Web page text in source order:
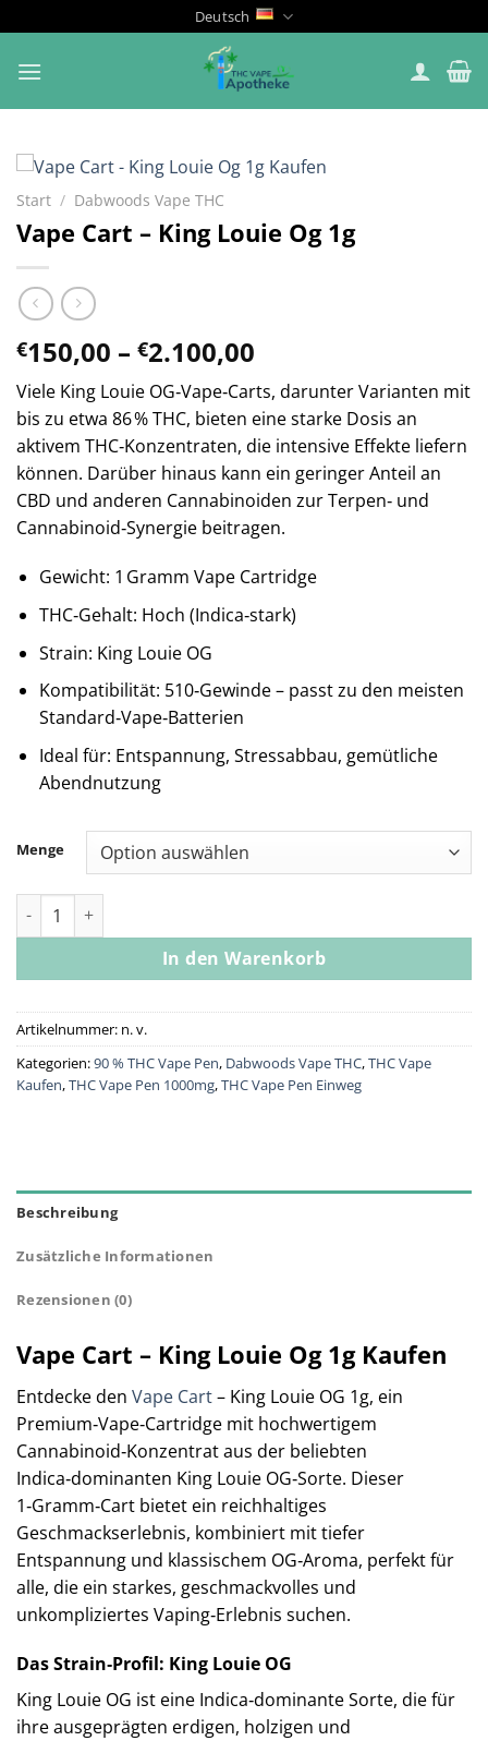
Inhalt
springen
Deutsch
Start / Dabwoods Vape THC
Vape Cart – King Louie Og 1g
€150,00 – €2.100,00
€150,00
bis
€2.100,00
Viele King Louie OG‑Vape‑Carts, darunter Varianten mit
bis zu etwa 86 % THC, bieten eine starke Dosis an
aktivem THC‑Konzentraten, die intensive Effekte liefern
können. Darüber hinaus kann ein geringer Anteil an
CBD und anderen Cannabinoiden zur Terpen‑ und
Cannabinoid‑Synergie beitragen.
Gewicht: 1 Gramm Vape Cartridge
THC‑Gehalt: Hoch (Indica‑stark)
Strain: King Louie OG
Kompatibilität: 510‑Gewinde – passt zu den meisten
Standard‑Vape‑Batterien
Ideal für: Entspannung, Stressabbau, gemütliche
Abendnutzung
Menge
Vape Cart - King Louie Og 1g Menge
In den Warenkorb
Artikelnummer: n. v.
Kategorien:90 % THC Vape Pen, Dabwoods Vape THC,THC Vape
Kaufen,THC Vape Pen 1000mg,THC Vape Pen Einweg
Beschreibung
Zusätzliche Informationen
Rezensionen (0)
Vape Cart – King Louie Og 1g Kaufen
Entdecke den Vape Cart– King Louie OG 1g, ein
Premium‑Vape‑Cartridge mit hochwertigem
Cannabinoid‑Konzentrat aus der beliebten
Indica‑dominanten King Louie OG‑Sorte. Dieser
1‑Gramm‑Cart bietet ein reichhaltiges
Geschmackserlebnis, kombiniert mit tiefer
Entspannung und klassischem OG‑Aroma, perfekt für
alle, die ein starkes, geschmackvolles und
unkompliziertes Vaping‑Erlebnis suchen.
Das Strain‑Profil: King Louie OG
King Louie OG ist eine Indica‑dominante Sorte, die für
ihre ausgeprägten erdigen, holzigen und